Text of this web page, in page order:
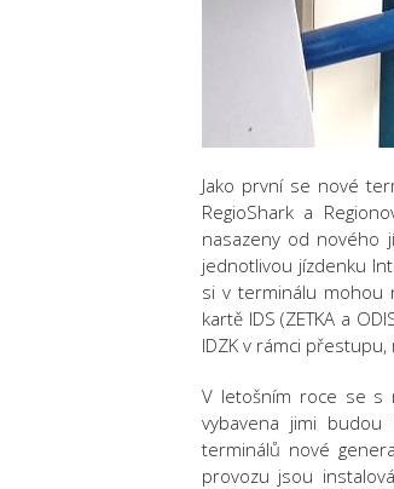
Jako první se nové
RegioShark a
nasazeny od nového
jednotlivou jízdenku
si v terminálu mohou
kartě IDS (ZETKA a
IDZK v rámci
V letošním roce se s
vybavena jimi budou
terminálů nové
provozu jsou